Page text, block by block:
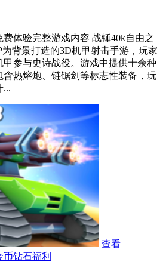
体验完整游戏内容 战锤40k自由之
为背景打造的3D机甲射击手游，玩家
甲参与史诗战役。游戏中提供十余种
含热熔炮、链锯剑等标志性装备，玩
...
查看
钻石福利